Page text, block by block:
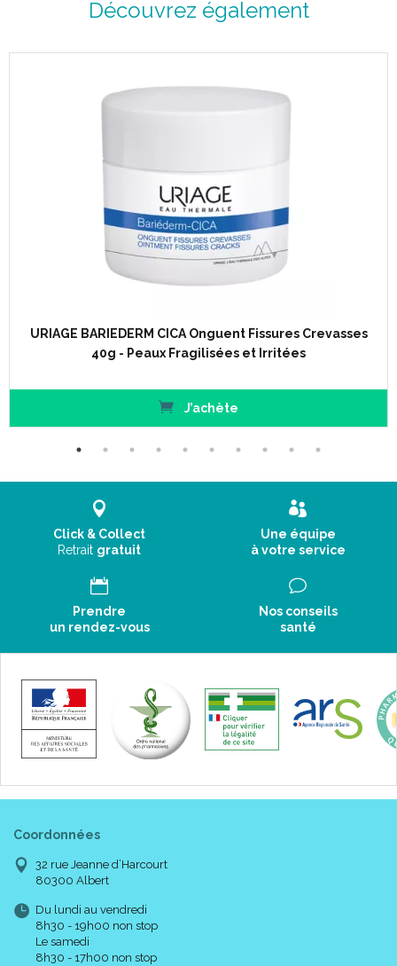
Découvrez également
URIAGE BARIEDERM CICA Onguent Fissures Crevasses
40g - Peaux Fragilisées et Irritées
J’achète
Click & Collect
Retrait gratuit
Une équipe
à votre service
Prendre
un rendez-vous
Nos conseils
santé
Coordonnées
32 rue Jeanne d’Harcourt
80300 Albert
Du lundi au vendredi
8h30 - 19h00 non stop
Le samedi
8h30 - 17h00 non stop